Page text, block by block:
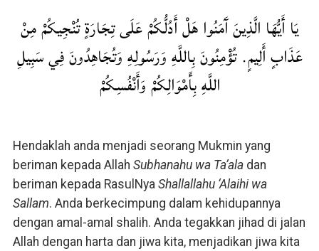
يَا أَيُّهَا الَّذِينَ آَمَنُوا هَلْ أَدُلُّكُمْ عَلَى تِجَارَةٍ تُنْجِيكُمْ مِنْ
عَذَابٍ أَلِيمٍ. تُؤْمِنُونَ بِاللَّهِ وَرَسُولِهِ وَتُجَاهِدُونَ فِي سَبِيلِ
اللَّهِ بِأَمْوَالِكُمْ وَأَنْفُسِكُمْ
Hendaklah anda menjadi seorang Mukmin yang
beriman kepada Allah Subhanahu wa Ta’aladan
beriman kepada RasulNya Shallallahu ‘Alaihi wa
Sallam. Anda berkecimpung dalam kehidupannya
dengan amal-amal shalih. Anda tegakkan jihad di jalan
Allah dengan harta dan jiwa kita, menjadikan jiwa kita